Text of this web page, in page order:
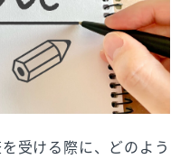
受ける際に、どのよう